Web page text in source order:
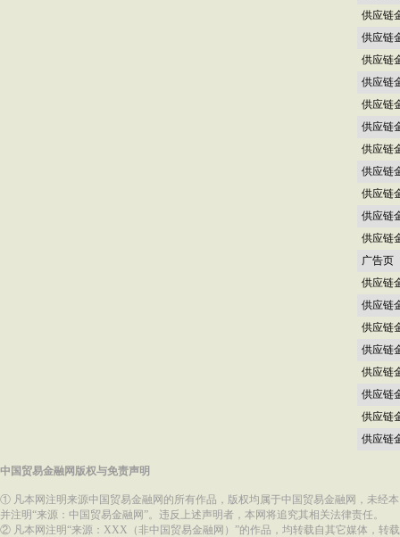
供应链
供应链
供应链
供应链
供应链
供应链
供应链
供应链
供应链
供应链
供应链
广告页
供应链
供应链
供应链
供应链
供应链
供应链
供应链
供应链
中国贸易金融网版权与免责声明
① 凡本网注明来源中国贸易金融网的所有作品，版权均属于中国贸易金融网，未经
并注明“来源：中国贸易金融网”。违反上述声明者，本网将追究其相关法律责任。
② 凡本网注明“来源：XXX（非中国贸易金融网）”的作品，均转载自其它媒体，转